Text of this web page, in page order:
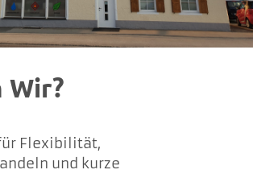
Wir?
Flexibilität,
und kurze